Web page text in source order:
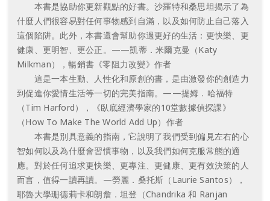
本書是協助你更新觀點的好書。沙羅特和桑思坦揭示了為
什麼人們很容易對任何事物感到自滿，以及如何防止自己落入
這個陷阱。此外，本書還會幫助你過更好的生活：更快樂、更
健康、更明智、更公正。——凱蒂．米爾克曼（Katy
Milkman），暢銷書《零阻力改變》作者
這是一本生動、人性化和原創的書，是由激發你的創造力
到促進你愛情生活等一切的完美指南。——提姆．哈福特
（Tim Harford），《臥底經濟學家的10堂數據偵探課》
（How To Make The World Add Up）作者
本書是別具意義的指南，它說明了我們受到偏見左右的心
智如何以及為什麼會習慣事物，以及我們如何克服常態的適
應。對於任何追求更快樂、更專注、更健康、更有效決策的人
而言，值得一讀再讀。—勞麗．桑托斯（Laurie Santos），
耶魯大學珊德莉卡和朗詹．坦登（Chandrika 和 Ranjan